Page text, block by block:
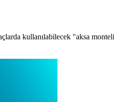
kullanılabilecek "aksa